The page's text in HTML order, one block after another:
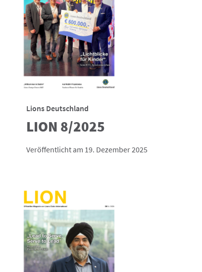
Lions Deutschland
LION 8/2025
Veröffentlicht am 19. Dezember 2025